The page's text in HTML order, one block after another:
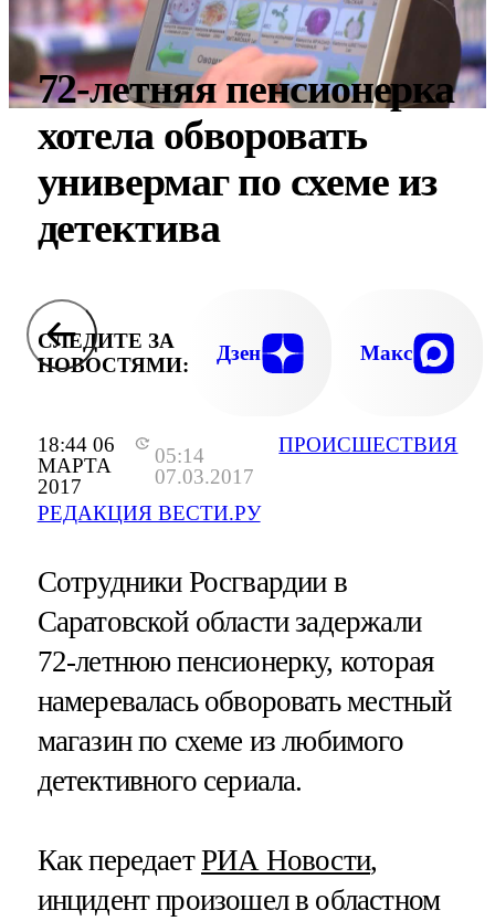
18:44 06
МАРТА
2017
05:14
07.03.2017
РЕДАКЦИЯ ВЕСТИ.РУ
ПРОИСШЕСТВИЯ
72-летняя пенсионерка
хотела обворовать
универмаг по схеме из
детектива
СЛЕДИТЕ ЗА
НОВОСТЯМИ:
Дзен Макс
Сотрудники Росгвардии в
Саратовской области задержали
72-летнюю пенсионерку, которая
намеревалась обворовать местный
магазин по схеме из любимого
детективного сериала.
Как передаетРИА Новости,
инцидент произошел в областном